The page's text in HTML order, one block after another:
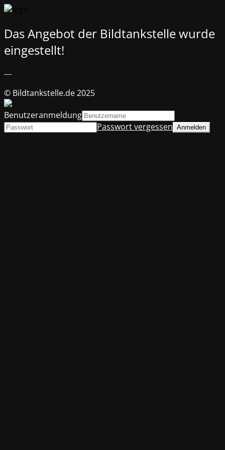
Das Angebot der Bildtankstelle wurde
eingestellt!
---
© Bildtankstelle.de 2025
Benutzeranmeldung
Passwort vergessen